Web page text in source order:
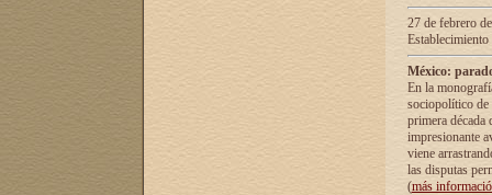
27 de febrero
México:
En la
sociopolítico de
primera década
impresionante
viene
las disputas
(más